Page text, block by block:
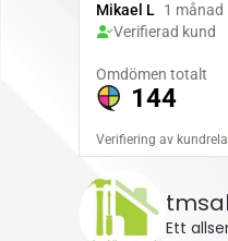
Ett